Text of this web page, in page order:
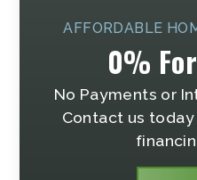
AFFORDABLE
0%
No Payments or
Contact us